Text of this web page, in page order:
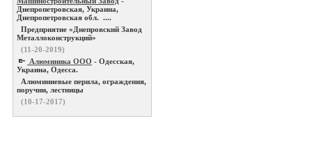
Днепропетровская, Украина,
Днепропетровская обл. ....
Предприятие «Днепровский Завод
Металлоконструкций»
(11-20-2019)
Алюминика ООО - Одесская,
Украина, Одесса.
Алюминиевые перила, ограждения,
поручни, лестницы
(10-17-2017)